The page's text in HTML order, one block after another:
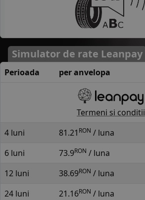
Simulator de rate Leanpay
Perioada per anvelopa
Termeni si conditii
4 luni
81.21 RON / luna
6 luni
73.9RON / luna
12 luni
38.69RON / luna
24 luni
21.16RON / luna